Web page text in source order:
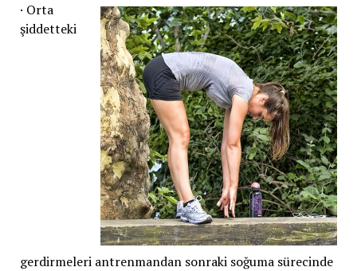
· Orta
şiddetteki
gerdirmeleri antrenmandan sonraki soğuma sürecinde